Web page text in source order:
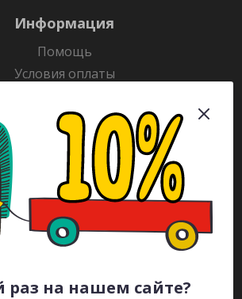
раз на нашем сайте?
Информация
Помощь
Условия оплаты
Гарантия на товар
Раскраски
Рекламодателям
Каталог
всегда в курсе!